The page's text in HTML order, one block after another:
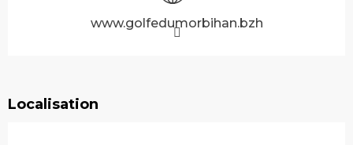
www.golfedumorbihan.bzh
Localisation